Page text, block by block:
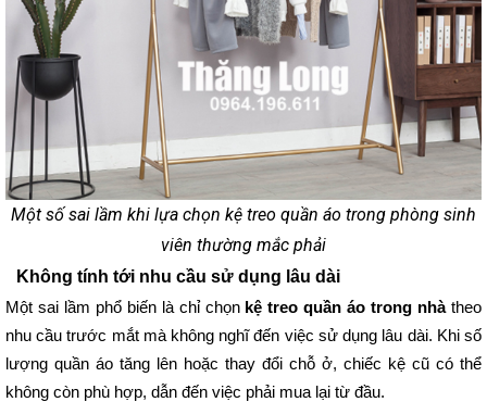
Một số sai lầm khi lựa chọn kệ treo quần áo trong phòng sinh
viên thường mắc phải
Không tính tới nhu cầu sử dụng lâu dài
Một sai lầm phổ biến là chỉ chọn kệ treo quần áo trong nhà theo
nhu cầu trước mắt mà không nghĩ đến việc sử dụng lâu dài. Khi số
lượng quần áo tăng lên hoặc thay đổi chỗ ở, chiếc kệ cũ có thể
không còn phù hợp, dẫn đến việc phải mua lại từ đầu.